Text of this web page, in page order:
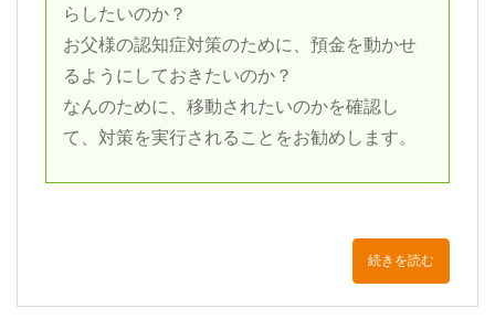
らしたいのか？
お父様の認知症対策のために、預金を動かせ
るようにしておきたいのか？
なんのために、移動されたいのかを確認し
て、対策を実行されることをお勧めします。
続きを読む